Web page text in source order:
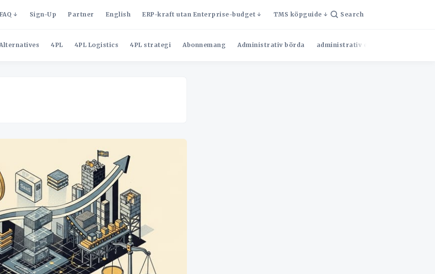
FAQ Sign-Up Partner English ERP-kraft utan Enterprise-budget TMS köpguide Search
4PL 4PL Logistics 4PL strategi Abonnemang Administrativ börda administrativ effektivitet